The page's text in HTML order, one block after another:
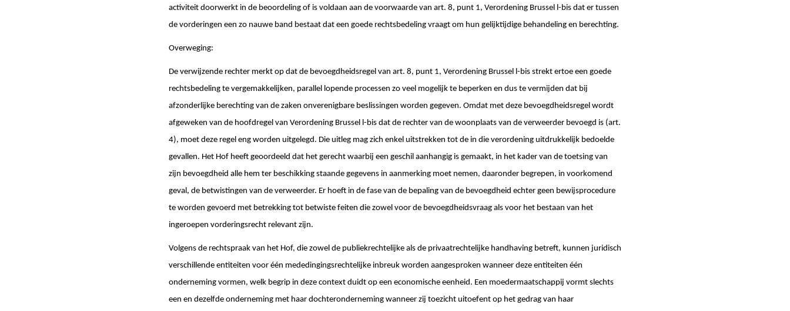
activiteit doorwerkt in de beoordeling of is voldaan aan de voorwaarde van art. 8, punt 1, Verordening Brussel l-bis dat er tussen
de vorderingen een zo nauwe band bestaat dat een goede rechtsbedeling vraagt om hun gelijktijdige behandeling en berechting.
Overweging:
De verwijzende rechter merkt op dat de bevoegdheidsregel van art. 8, punt 1, Verordening Brussel l-bis strekt ertoe een goede
rechtsbedeling te vergemakkelijken, parallel lopende processen zo veel mogelijk te beperken en dus te vermijden dat bij
afzonderlijke berechting van de zaken onverenigbare beslissingen worden gegeven. Omdat met deze bevoegdheidsregel wordt
afgeweken van de hoofdregel van Verordening Brussel l-bis dat de rechter van de woonplaats van de verweerder bevoegd is (art.
4), moet deze regel eng worden uitgelegd. Die uitleg mag zich enkel uitstrekken tot de in die verordening uitdrukkelijk bedoelde
gevallen. Het Hof heeft geoordeeld dat het gerecht waarbij een geschil aanhangig is gemaakt, in het kader van de toetsing van
zijn bevoegdheid alle hem ter beschikking staande gegevens in aanmerking moet nemen, daaronder begrepen, in voorkomend
geval, de betwistingen van de verweerder. Er hoeft in de fase van de bepaling van de bevoegdheid echter geen bewijsprocedure
te worden gevoerd met betrekking tot betwiste feiten die zowel voor de bevoegdheidsvraag als voor het bestaan van het
ingeroepen vorderingsrecht relevant zijn.
Volgens de rechtspraak van het Hof, die zowel de publiekrechtelijke als de privaatrechtelijke handhaving betreft, kunnen juridisch
verschillende entiteiten voor één mededingingsrechtelijke inbreuk worden aangesproken wanneer deze entiteiten één
onderneming vormen, welk begrip in deze context duidt op een economische eenheid. Een moedermaatschappij vormt slechts
een en dezelfde onderneming met haar dochteronderneming wanneer zij toezicht uitoefent op het gedrag van haar